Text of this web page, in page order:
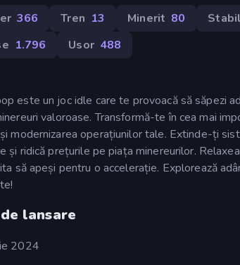
366 Tren 13 Minerit 80
1.796 Usor 488
este un joc idle care te provoacă să săpezi
valoroase. Transformă-te în cea mai
modernizarea operațiunilor tale. Extinde-ți
și ridică prețurile pe piața minereurilor.
să apeși pentru o accelerație. Explorează
lansare
2024